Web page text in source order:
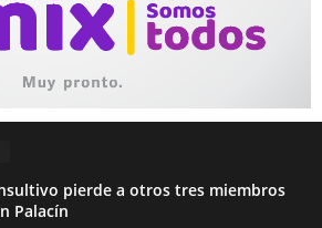
pierde a otros tres miembros
Palacín